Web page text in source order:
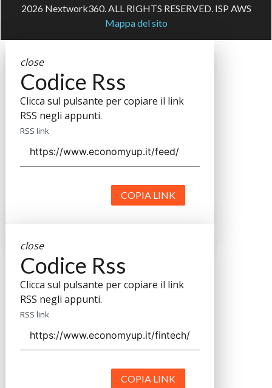
2026 Nextwork360. ALL RIGHTS RESERVED. ISP AWS
Mappa del sito
close
Codice Rss
Clicca sul pulsante per copiare il link
RSS negli appunti.
RSS link
COPIA LINK
close
Codice Rss
Clicca sul pulsante per copiare il link
RSS negli appunti.
RSS link
COPIA LINK